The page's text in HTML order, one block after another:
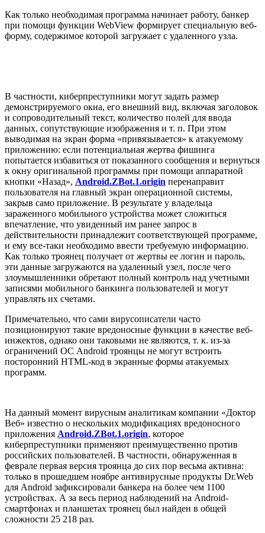
Как только необходимая программа начинает работу, банкер
при помощи функции WebView формирует специальную веб-
форму, содержимое которой загружает с удаленного узла.
В частности, киберпреступники могут задать размер
демонстрируемого окна, его внешний вид, включая заголовок
и сопроводительный текст, количество полей для ввода
данных, сопутствующие изображения и т. п. При этом
выводимая на экран форма «привязывается» к атакуемому
приложению: если потенциальная жертва фишинга
попытается избавиться от показанного сообщения и вернуться
к окну оригинальной программы при помощи аппаратной
кнопки «Назад», Android.ZBot.1.origin перенаправит
пользователя на главный экран операционной системы,
закрыв само приложение. В результате у владельца
зараженного мобильного устройства может сложиться
впечатление, что увиденный им ранее запрос в
действительности принадлежит соответствующей программе,
и ему все-таки необходимо ввести требуемую информацию.
Как только троянец получает от жертвы ее логин и пароль,
эти данные загружаются на удаленный узел, после чего
злоумышленники обретают полный контроль над учетными
записями мобильного банкинга пользователей и могут
управлять их счетами.
Примечательно, что сами вирусописатели часто
позиционируют такие вредоносные функции в качестве веб-
инжектов, однако они таковыми не являются, т. к. из-за
ограничений ОС Android троянцы не могут встроить
посторонний HTML-код в экранные формы атакуемых
программ.
На данный момент вирусным аналитикам компании «Доктор
Веб» известно о нескольких модификациях вредоносного
приложения Android.ZBot.1.origin, которое
киберпреступники применяют преимущественно против
российских пользователей. В частности, обнаруженная в
феврале первая версия троянца до сих пор весьма активна:
только в прошедшем ноябре антивирусные продукты Dr.Web
для Android зафиксировали банкера на более чем 1100
устройствах. А за весь период наблюдений на Android-
смартфонах и планшетах троянец был найден в общей
сложности 25 218 раз.